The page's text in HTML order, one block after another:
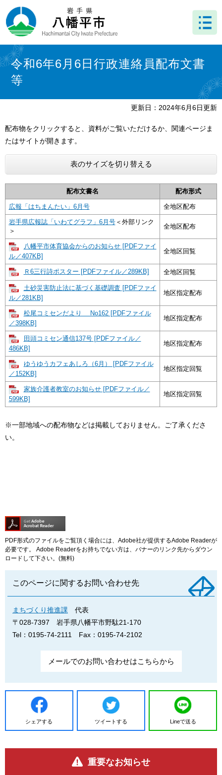
ー
ジ
先
頭
で
ニ
ュ
を
飛
ば
本
文 令和6年6月6日行政連絡員配布文書
等
更新日：2024年6月6日更新
配布物をクリックすると、資料がご覧いただけるか、関連ページま
たはサイトが開きます。
表のサイズを切り替える
配布文書名 配布形式
広報「はちまんたい」6月号 全地区配布
岩手県広報誌「いわてグラフ」6月号＜外部リンク
＞
全地区配布
八幡平市体育協会からのお知らせ [PDFファイ
ル／407KB]
全地区回覧
Ｒ6三行詩ポスター [PDFファイル／289KB] 全地区回覧
土砂災害防止法に基づく基礎調査 [PDFファイ
ル／281KB]
地区指定配布
松尾コミセンだより No162 [PDFファイル
／398KB]
地区指定配布
田頭コミセン通信137号 [PDFファイル／
486KB]
地区指定配布
ゆうゆうカフェあしろ（6月） [PDFファイル
／152KB]
地区指定回覧
家族介護者教室のお知らせ [PDFファイル／
599KB]
地区指定回覧
※一部地域への配布物などは掲載しておりません。ご了承くださ
い。
PDF形式のファイルをご覧頂く場合には、Adobe社が提供するAdobe Readerが
必要です。
Adobe Readerをお持ちでない方は、バナーのリンク先からダウン
ロードして下さい。(無料)
このページに関するお問い合わせ先
まちづくり推進課
代表
〒028-7397
岩手県八幡平市野駄21-170
Tel：0195-74-2111
Fax：0195-74-2102
メールでのお問い合わせはこちらから
シェアする ツイートする Lineで送る
重要なお知らせ